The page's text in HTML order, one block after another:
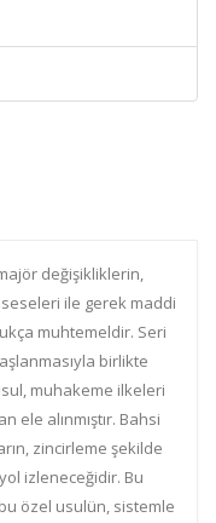
değişikliklerin,
ile gerek maddi
muhtemeldir. Seri
birlikte
muhakeme ilkeleri
ele alınmıştır. Bahsi
zincirleme şekilde
izleneceğidir. Bu
özel usulün, sistemle